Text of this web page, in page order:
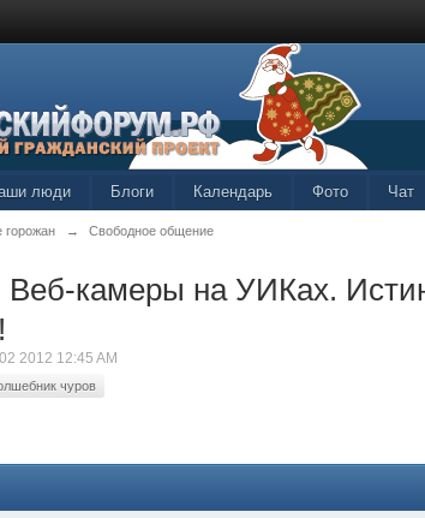
люди Блоги Календарь Фото Чат
→ Свободное общение
камеры на УИКах.
2012 12:45 AM
чуров